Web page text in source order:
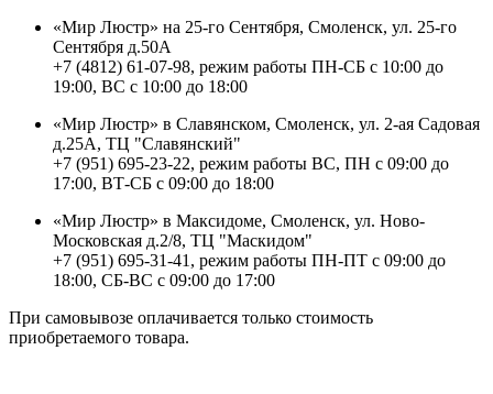
«Мир Люстр» на 25-го Сентября, Смоленск, ул. 25-го
Сентября д.50А
+7 (4812) 61-07-98, режим работы ПН-СБ с 10:00 до
19:00, ВС с 10:00 до 18:00
«Мир Люстр» в Славянском, Смоленск, ул. 2-ая Садовая
д.25А, ТЦ "Славянский"
+7 (951) 695-23-22, режим работы ВС, ПН с 09:00 до
17:00, ВТ-СБ с 09:00 до 18:00
«Мир Люстр» в Максидоме, Смоленск, ул. Ново-
Московская д.2/8, ТЦ "Маскидом"
+7 (951) 695-31-41, режим работы ПН-ПТ с 09:00 до
18:00, СБ-ВС с 09:00 до 17:00
При самовывозе оплачивается только стоимость
приобретаемого товара.